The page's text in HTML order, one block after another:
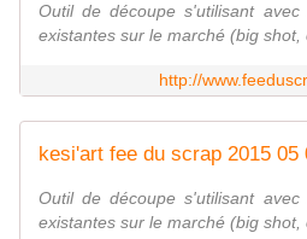
Outil de découpe s'utilisant
existantes sur le marché (big shot,
http://
kesi'art fee du scrap 2015 05
Outil de découpe s'utilisant
existantes sur le marché (big shot,